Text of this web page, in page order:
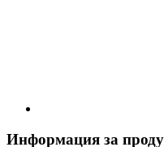
Информация за